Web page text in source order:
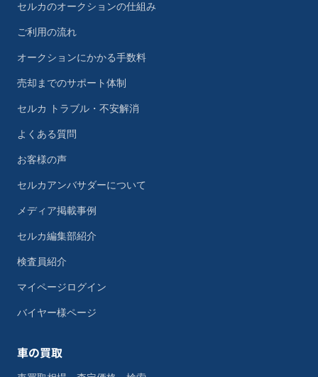
セルカのオークションの仕組み
ご利用の流れ
オークションにかかる手数料
売却までのサポート体制
セルカ トラブル・不安解消
よくある質問
お客様の声
セルカアンバサダーについて
メディア掲載事例
セルカ編集部紹介
検査員紹介
マイページログイン
バイヤー様ページ
車の買取